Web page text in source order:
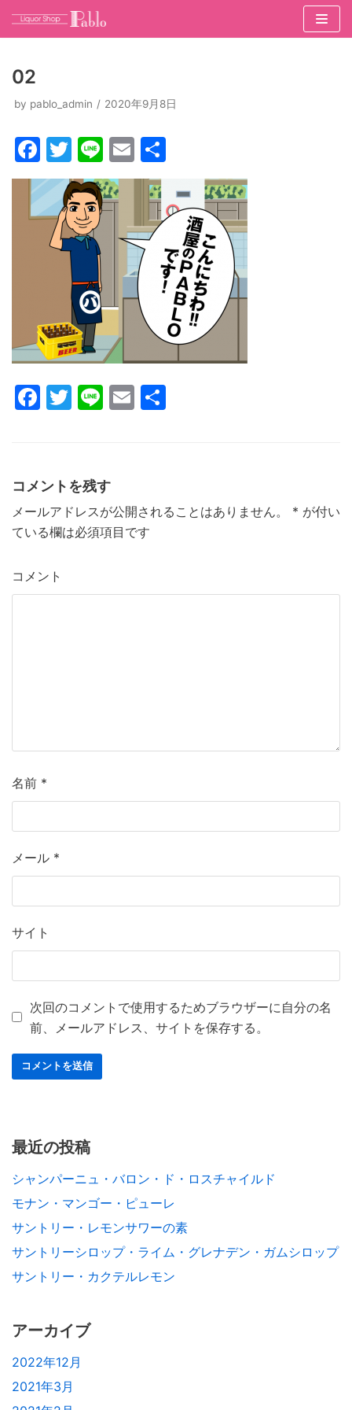
テ
ン
へ
ス
02
by pablo_admin 2020年9月8日
F
a
c
e
b
k
T
w
itt
er
Li
n
e
E
m
ai
l
F
b
o
o
k
T
er
Li E
コメントを残す
メールアドレスが公開されることはありません。 * が付い
ている欄は必須項目です
コメント
名前 *
メール *
サイト
次回のコメントで使用するためブラウザーに自分の名
前、メールアドレス、サイトを保存する。
最近の投稿
シャンパーニュ・バロン・ド・ロスチャイルド
モナン・マンゴー・ピューレ
サントリー・レモンサワーの素
サントリーシロップ・ライム・グレナデン・ガムシロップ
サントリー・カクテルレモン
アーカイブ
2022年12月
2021年3月